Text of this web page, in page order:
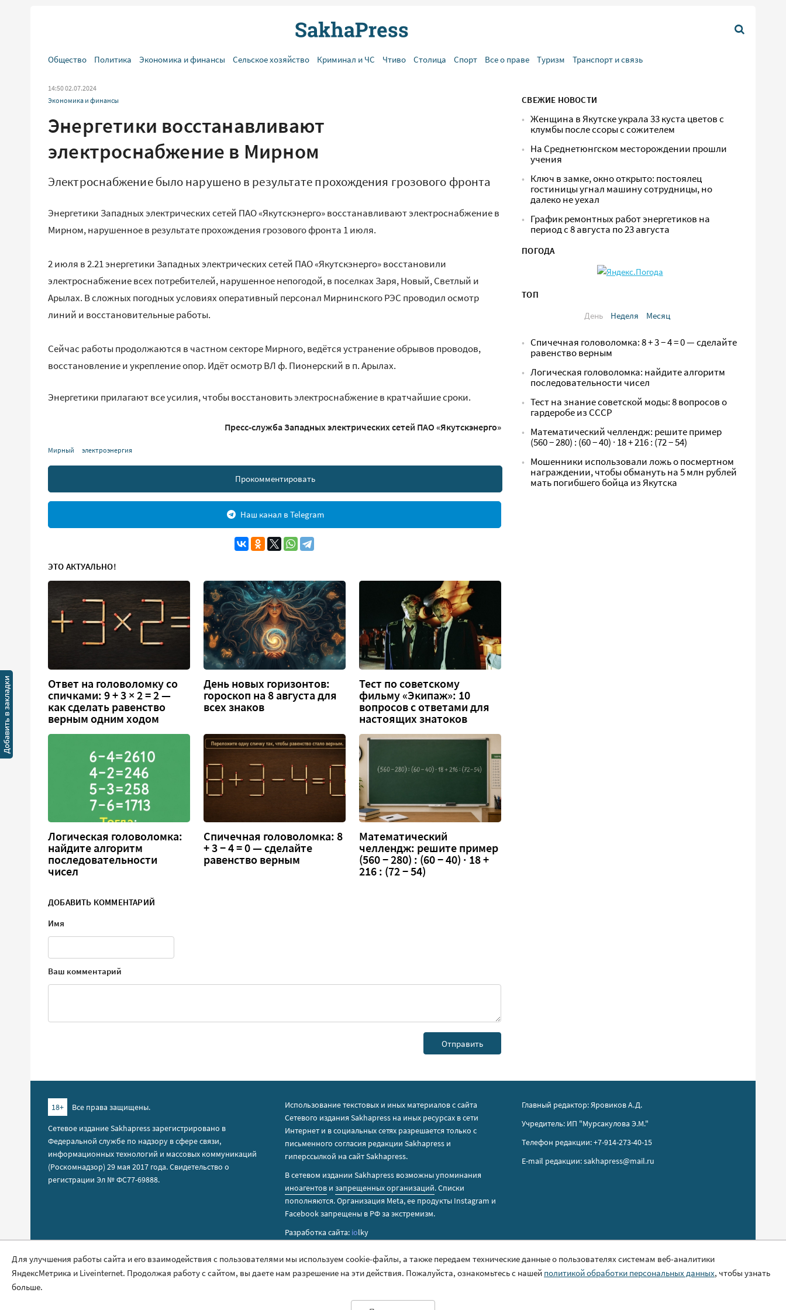
Общество Политика Экономика и финансы Сельское хозяйство Криминал и ЧС Чтиво Столица Спорт Все о праве Туризм Транспорт и связь
14:50 02.07.2024
Экономика и финансы
Энергетики восстанавливают
электроснабжение в Мирном
Электроснабжение было нарушено в результате прохождения грозового фронта
Энергетики Западных электрических сетей ПАО «Якутскэнерго» восстанавливают электроснабжение в
Мирном, нарушенное в результате прохождения грозового фронта 1 июля.
2 июля в 2.21 энергетики Западных электрических сетей ПАО «Якутскэнерго» восстановили
электроснабжение всех потребителей, нарушенное непогодой, в поселках Заря, Новый, Светлый и
Арылах. В сложных погодных условиях оперативный персонал Мирнинского РЭС проводил осмотр
линий и восстановительные работы.
Сейчас работы продолжаются в частном секторе Мирного, ведётся устранение обрывов проводов,
восстановление и укрепление опор. Идёт осмотр ВЛ ф. Пионерский в п. Арылах.
Энергетики прилагают все усилия, чтобы восстановить электроснабжение в кратчайшие сроки.
Пресс-служба Западных электрических сетей ПАО «Якутскэнерго»
Мирный электроэнергия
Прокомментировать
Наш канал в Telegram
ЭТО АКТУАЛЬНО!
Ответ на головоломку со
спичками: 9 + 3 × 2 = 2 —
как сделать равенство
верным одним ходом
День новых горизонтов:
гороскоп на 8 августа для
всех знаков
Тест по советскому
фильму «Экипаж»: 10
вопросов с ответами для
настоящих знатоков
Логическая головоломка:
найдите алгоритм
последовательности
чисел
Спичечная головоломка: 8
+ 3 − 4 = 0 — сделайте
равенство верным
Математический
челлендж: решите пример
(560 − 280) : (60 − 40) · 18 +
216 : (72 − 54)
ДОБАВИТЬ КОММЕНТАРИЙ
Имя
Ваш комментарий
СВЕЖИЕ НОВОСТИ
Женщина в Якутске украла 33 куста цветов с
клумбы после ссоры с сожителем
На Среднетюнгском месторождении прошли
учения
Ключ в замке, окно открыто: постоялец
гостиницы угнал машину сотрудницы, но
далеко не уехал
График ремонтных работ энергетиков на
период с 8 августа по 23 августа
ПОГОДА
ТОП
День
Неделя Месяц
Спичечная головоломка: 8 + 3 − 4 = 0 — сделайте
равенство верным
Логическая головоломка: найдите алгоритм
последовательности чисел
Тест на знание советской моды: 8 вопросов о
гардеробе из СССР
Математический челлендж: решите пример
(560 − 280) : (60 − 40) · 18 + 216 : (72 − 54)
Мошенники использовали ложь о посмертном
награждении, чтобы обмануть на 5 млн рублей
мать погибшего бойца из Якутска
18+
Все права защищены.
Сетевое издание Sakhapress зарегистрировано в
Федеральной службе по надзору в сфере связи,
информационных технологий и массовых коммуникаций
(Роскомнадзор) 29 мая 2017 года. Свидетельство о
регистрации Эл № ФС77-69888.
Использование текстовых и иных материалов с сайта
Сетевого издания Sakhapress на иных ресурсах в сети
Интернет и в социальных сетях разрешается только с
письменного согласия редакции Sakhapress и
гиперссылкой на сайт Sakhapress.
В сетевом издании Sakhapress возможны упоминания
иноагентов изапрещенных организаций. Списки
пополняются. Организация Metа, ее продукты Instagram и
Facebook запрещены в РФ за экстремизм.
Разработка сайта: iolky
Главный редактор: Яровиков А.Д.
Учредитель: ИП "Мурсакулова Э.М."
Телефон редакции: +7-914-273-40-15
E-mail редакции: sakhapress@mail.ru
Правила сайта
Политика обработки персональных данных
Для улучшения работы сайта и его взаимодействия с пользователями мы используем cookie-файлы, а также передаем технические данные о пользователях системам веб-аналитики
ЯндексМетрика и Liveinternet. Продолжая работу с сайтом, вы даете нам разрешение на эти действия. Пожалуйста, ознакомьтесь с нашей политикой обработки персональных данных, чтобы узнать
больше.